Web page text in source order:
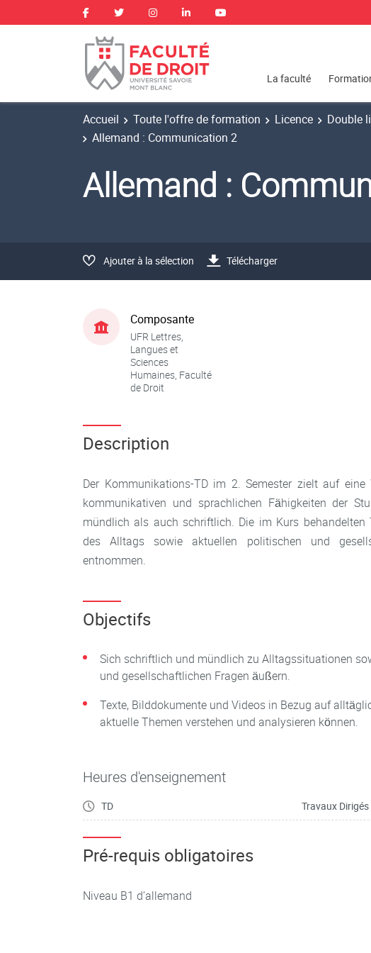
La faculté
Accueil Toute l'offre de formation Licence Double
Allemand : Communication 2
Allemand :
Ajouter à la sélection Télécharger
Composante
UFR Lettres,
Langues et
Sciences
Humaines, Faculté
de Droit
Description
Der Kommunikations-TD im 2. Semester zielt auf eine
kommunikativen und sprachlichen Fähigkeiten der
mündlich als auch schriftlich. Die im Kurs behandelten
des Alltags sowie aktuellen politischen und
entnommen.
Objectifs
Sich schriftlich und mündlich zu Alltagssituationen
und gesellschaftlichen Fragen äußern.
Texte, Bilddokumente und Videos in Bezug auf
aktuelle Themen verstehen und analysieren können.
Heures d'enseignement
TD Travaux Dirigés
Pré-requis obligatoires
Niveau B1 d’allemand